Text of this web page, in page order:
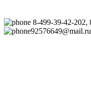
8-499-39-42-202,
92576649@mail.ru